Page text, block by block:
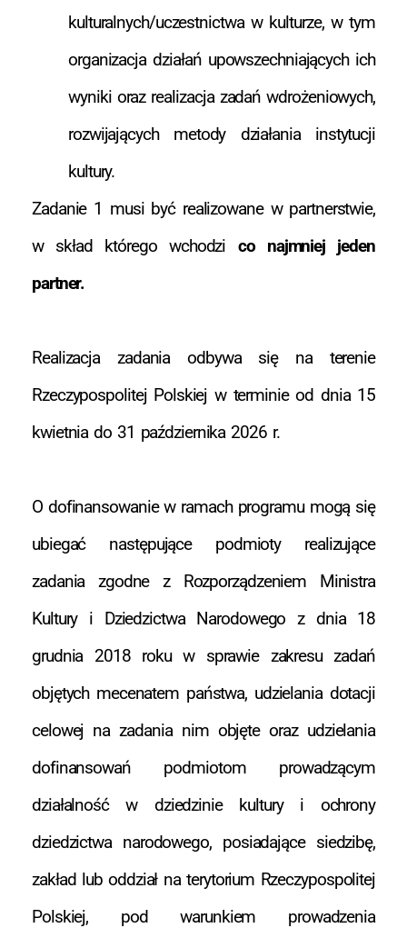
kulturalnych/uczestnictwa w kulturze, w tym
organizacja działań upowszechniających ich
wyniki oraz realizacja zadań wdrożeniowych,
rozwijających metody działania instytucji
kultury.
Zadanie 1 musi być realizowane w partnerstwie,
w skład którego wchodzi co najmniej jeden
partner.
Realizacja zadania odbywa się na terenie
Rzeczypospolitej Polskiej w terminie od dnia 15
kwietnia do 31 października 2026 r.
O dofinansowanie w ramach programu mogą się
ubiegać następujące podmioty realizujące
zadania zgodne z Rozporządzeniem Ministra
Kultury i Dziedzictwa Narodowego z dnia 18
grudnia 2018 roku w sprawie zakresu zadań
objętych mecenatem państwa, udzielania dotacji
celowej na zadania nim objęte oraz udzielania
dofinansowań podmiotom prowadzącym
działalność w dziedzinie kultury i ochrony
dziedzictwa narodowego, posiadające siedzibę,
zakład lub oddział na terytorium Rzeczypospolitej
Polskiej, pod warunkiem prowadzenia